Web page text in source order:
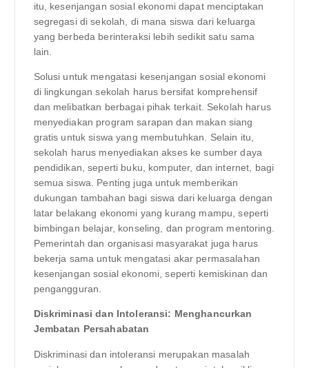
itu, kesenjangan sosial ekonomi dapat menciptakan
segregasi di sekolah, di mana siswa dari keluarga
yang berbeda berinteraksi lebih sedikit satu sama
lain.
Solusi untuk mengatasi kesenjangan sosial ekonomi
di lingkungan sekolah harus bersifat komprehensif
dan melibatkan berbagai pihak terkait. Sekolah harus
menyediakan program sarapan dan makan siang
gratis untuk siswa yang membutuhkan. Selain itu,
sekolah harus menyediakan akses ke sumber daya
pendidikan, seperti buku, komputer, dan internet, bagi
semua siswa. Penting juga untuk memberikan
dukungan tambahan bagi siswa dari keluarga dengan
latar belakang ekonomi yang kurang mampu, seperti
bimbingan belajar, konseling, dan program mentoring.
Pemerintah dan organisasi masyarakat juga harus
bekerja sama untuk mengatasi akar permasalahan
kesenjangan sosial ekonomi, seperti kemiskinan dan
pengangguran.
Diskriminasi dan Intoleransi: Menghancurkan
Jembatan Persahabatan
Diskriminasi dan intoleransi merupakan masalah